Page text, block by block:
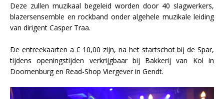
Deze zullen muzikaal begeleid worden door 40 slagwerkers,
blazersensemble en rockband onder algehele muzikale leiding
van dirigent Casper Traa.
De entreekaarten a € 10,00 zijn, na het startschot bij de Spar,
tijdens openingstijden verkrijgbaar bij Bakkerij van Kol in
Doornenburg en Read-Shop Viergever in Gendt.